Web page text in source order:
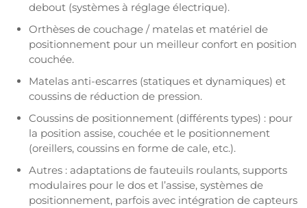
debout (systèmes à réglage électrique).
Orthèses de couchage / matelas et matériel de
positionnement pour un meilleur confort en position
couchée.
Matelas anti-escarres (statiques et dynamiques) et
coussins de réduction de pression.
Coussins de positionnement (différents types) : pour
la position assise, couchée et le positionnement
(oreillers, coussins en forme de cale, etc.).
Autres : adaptations de fauteuils roulants, supports
modulaires pour le dos et l’assise, systèmes de
positionnement, parfois avec intégration de capteurs